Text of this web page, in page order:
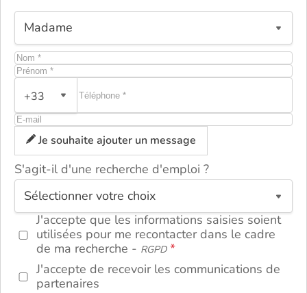
+33
Je souhaite ajouter un message
S'agit-il d'une recherche d'emploi ?
J'accepte que les informations saisies soient
utilisées pour me recontacter dans le cadre
de ma recherche - RGPD
J'accepte de recevoir les communications de
partenaires
ou